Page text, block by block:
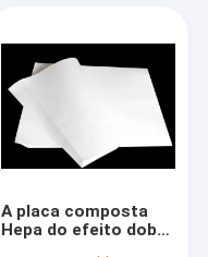
A placa composta
Hepa do efeito dobro